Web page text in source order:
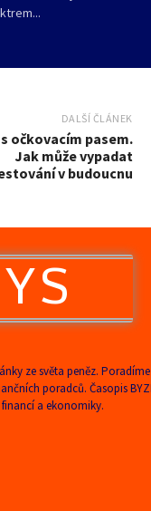
DALŠÍ ČLÁNEK
očkovacím pasem.
Jak může vypadat
v budoucnu
ze světa peněz.
poradců. Časopis
a ekonomiky.